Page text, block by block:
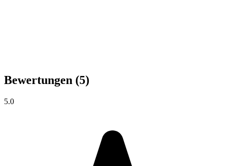
Bewertungen (5)
5.0